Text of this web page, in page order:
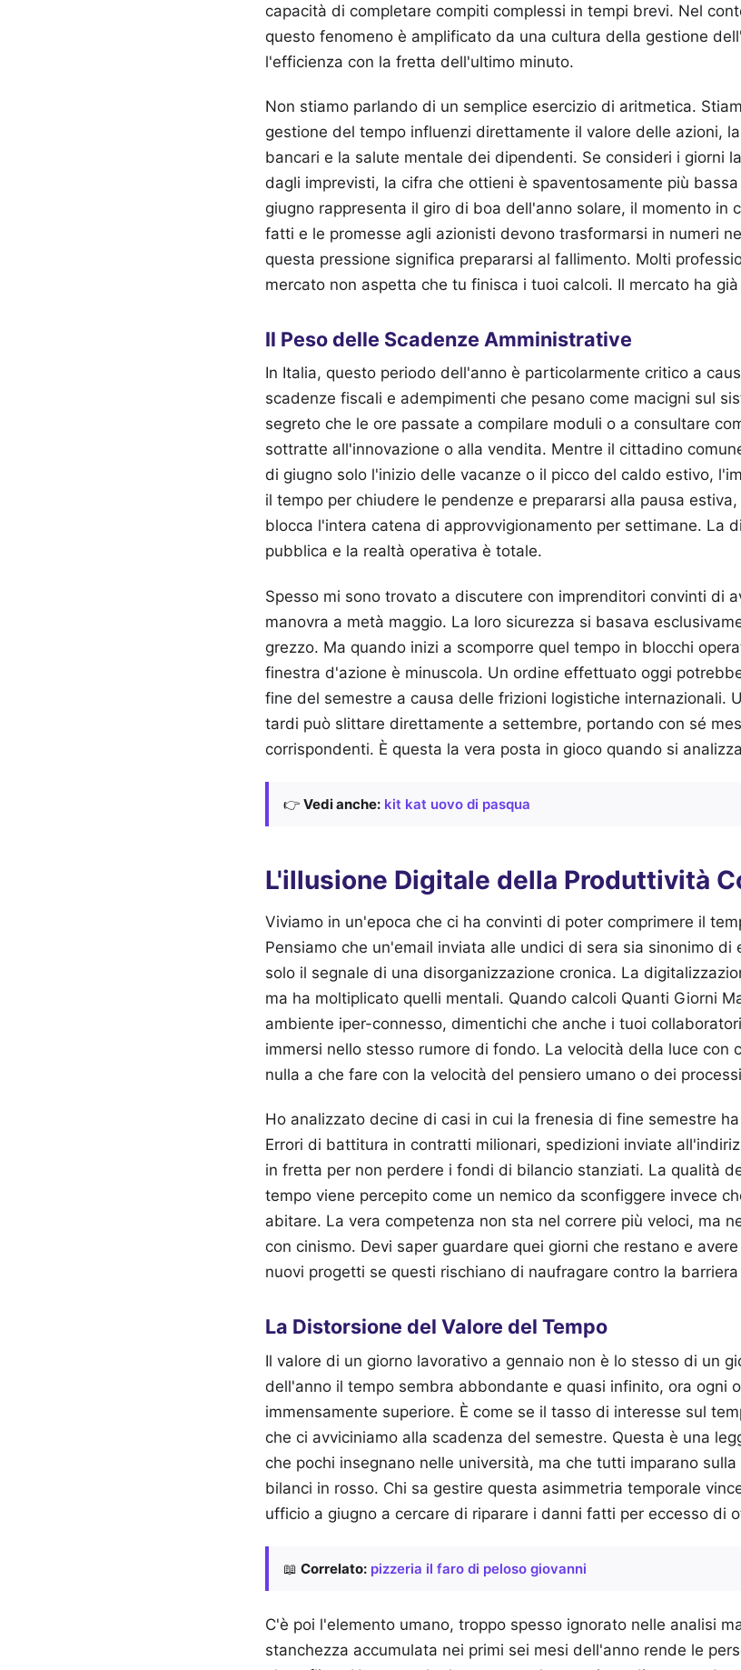
capacità di completare compiti complessi in tempi brevi. Nel
questo fenomeno è amplificato da una cultura della gestione
l'efficienza con la fretta dell'ultimo minuto.
Non stiamo parlando di un semplice esercizio di aritmetica.
gestione del tempo influenzi direttamente il valore delle azioni,
bancari e la salute mentale dei dipendenti. Se consideri i giorni
dagli imprevisti, la cifra che ottieni è spaventosamente più
giugno rappresenta il giro di boa dell'anno solare, il momento in
fatti e le promesse agli azionisti devono trasformarsi in numeri
questa pressione significa prepararsi al fallimento. Molti
mercato non aspetta che tu finisca i tuoi calcoli. Il mercato ha
Il Peso delle Scadenze Amministrative
In Italia, questo periodo dell'anno è particolarmente critico a
scadenze fiscali e adempimenti che pesano come macigni sul
segreto che le ore passate a compilare moduli o a consultare
sottratte all'innovazione o alla vendita. Mentre il cittadino
di giugno solo l'inizio delle vacanze o il picco del caldo estivo,
il tempo per chiudere le pendenze e prepararsi alla pausa
blocca l'intera catena di approvvigionamento per settimane. La
pubblica e la realtà operativa è totale.
Spesso mi sono trovato a discutere con imprenditori convinti di
manovra a metà maggio. La loro sicurezza si basava
grezzo. Ma quando inizi a scomporre quel tempo in blocchi
finestra d'azione è minuscola. Un ordine effettuato oggi
fine del semestre a causa delle frizioni logistiche internazionali.
tardi può slittare direttamente a settembre, portando con sé
corrispondenti. È questa la vera posta in gioco quando si
👉 Vedi anche: kit kat uovo di pasqua
L'illusione Digitale della Produttività
Viviamo in un'epoca che ci ha convinti di poter comprimere il
Pensiamo che un'email inviata alle undici di sera sia sinonimo di
solo il segnale di una disorganizzazione cronica. La
ma ha moltiplicato quelli mentali. Quando calcoli Quanti Giorni
ambiente iper-connesso, dimentichi che anche i tuoi
immersi nello stesso rumore di fondo. La velocità della luce con
nulla a che fare con la velocità del pensiero umano o dei
Ho analizzato decine di casi in cui la frenesia di fine semestre
Errori di battitura in contratti milionari, spedizioni inviate
in fretta per non perdere i fondi di bilancio stanziati. La qualità
tempo viene percepito come un nemico da sconfiggere invece
abitare. La vera competenza non sta nel correre più veloci, ma
con cinismo. Devi saper guardare quei giorni che restano e
nuovi progetti se questi rischiano di naufragare contro la
La Distorsione del Valore del Tempo
Il valore di un giorno lavorativo a gennaio non è lo stesso di un
dell'anno il tempo sembra abbondante e quasi infinito, ora ogni
immensamente superiore. È come se il tasso di interesse sul
che ci avviciniamo alla scadenza del semestre. Questa è una
che pochi insegnano nelle università, ma che tutti imparano
bilanci in rosso. Chi sa gestire questa asimmetria temporale
ufficio a giugno a cercare di riparare i danni fatti per eccesso di
📖 Correlato: pizzeria il faro di peloso giovanni
C'è poi l'elemento umano, troppo spesso ignorato nelle analisi
stanchezza accumulata nei primi sei mesi dell'anno rende le